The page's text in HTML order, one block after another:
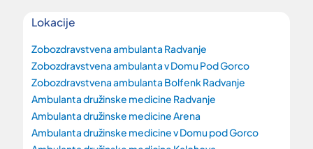
Lokacije
Zobozdravstvena ambulanta Radvanje
Zobozdravstvena ambulanta v Domu Pod Gorco
Zobozdravstvena ambulanta Bolfenk Radvanje
Ambulanta družinske medicine Radvanje
Ambulanta družinske medicine Arena
Ambulanta družinske medicine v Domu pod Gorco